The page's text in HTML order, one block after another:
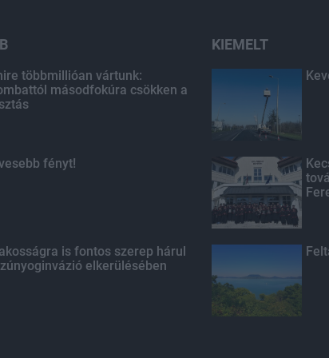
többmillióan vártunk:
másodfokúra csökken a
fényt!
is fontos szerep hárul
elkerülésében
KIEMELT